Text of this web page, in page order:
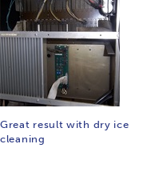
Great result with dry ice
cleaning